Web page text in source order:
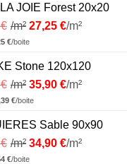
JOIE Forest 20x20
€ /m² 27,25 €/m²
€/boite
Stone 120x120
€ /m² 35,90 €/m²
€/boite
Sable 90x90
€ /m² 34,90 €/m²
€/boite